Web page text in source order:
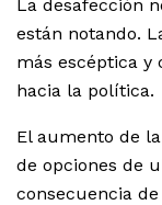
La desafección
están notando.
más escéptica y
hacia la política.
El aumento de
de opciones de
consecuencia